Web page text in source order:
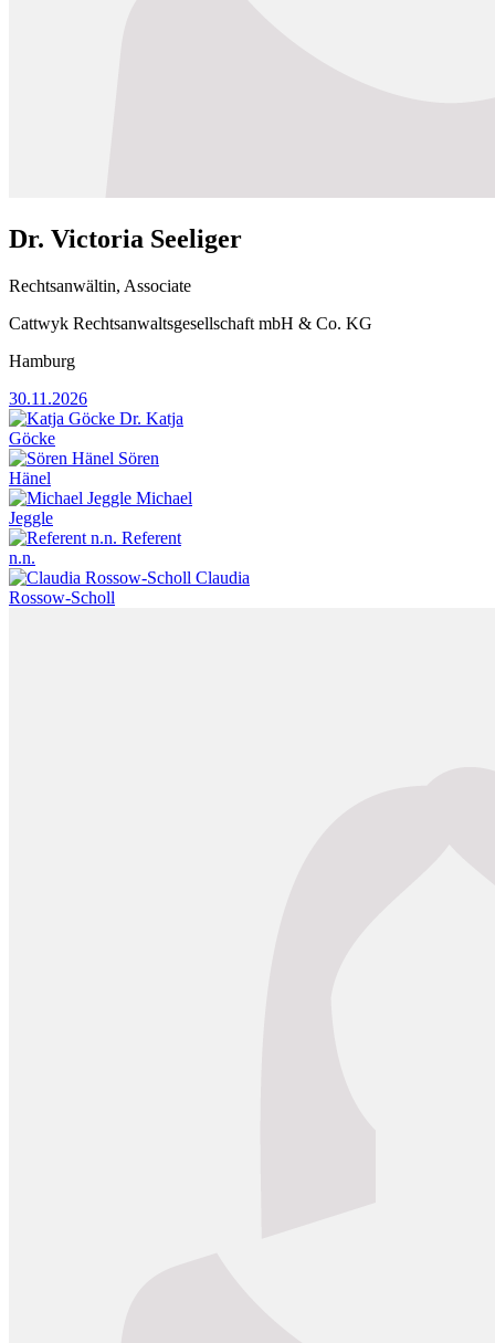
Dr. Victoria Seeliger
Rechtsanwältin, Associate
Cattwyk Rechtsanwaltsgesellschaft mbH & Co. KG
Hamburg
30.11.2026
Dr. Katja
Göcke
Sören
Hänel
Michael
Jeggle
Referent
n.n.
Claudia
Rossow-Scholl